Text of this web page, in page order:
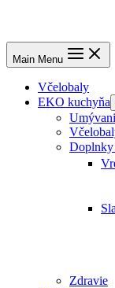
Main Menu
Včelobaly
EKO kuchyňa
Doplnky
Zdravie